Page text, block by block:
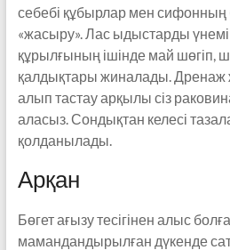
себебі құбырлар мен сифонның
«жасыру». Лас ыдыстарды үнемі
құрылғының ішінде май шөгіп,
қалдықтары жиналады. Дренаж
алып тастау арқылы сіз
аласыз. Сондықтан келесі
қолданылады.
Арқан
Бөгет ағызу тесігінен алыс
мамандандырылған дүкенде